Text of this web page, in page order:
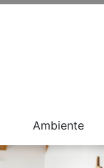
Ambiente